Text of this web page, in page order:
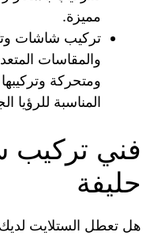
مميزة.
تركيب شاشات
والمقاسات
ومتحركة
المناسبة للرؤيا
فني تركيب
حليفة
هل تعطل الستلايت